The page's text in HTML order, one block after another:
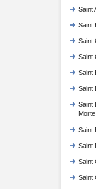
Saint
Saint
Saint
Saint
Saint
Saint
Saint
Morte
Saint
Saint
Saint
Saint